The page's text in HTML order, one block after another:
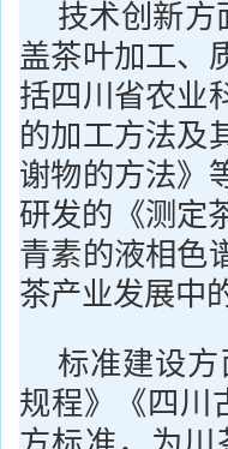
技术创新方
盖茶叶加工、
括四川省农业
的加工方法及
谢物的方法》
研发的《测定
青素的液相色
茶产业发展中
标准建设
规程》《四川